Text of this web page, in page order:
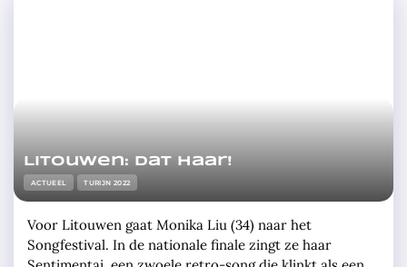
Litouwen: Dat haar!
ACTUEEL TURIJN 2022
Voor Litouwen gaat Monika Liu (34) naar het
Songfestival. In de nationale finale zingt ze haar